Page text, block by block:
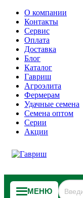
О компании
Контакты
Сервис
Оплата
Доставка
Блог
Каталог
Гавриш
Агроэлита
Фермерам
Удачные семена
Семена оптом
Серии
Акции
МЕНЮ